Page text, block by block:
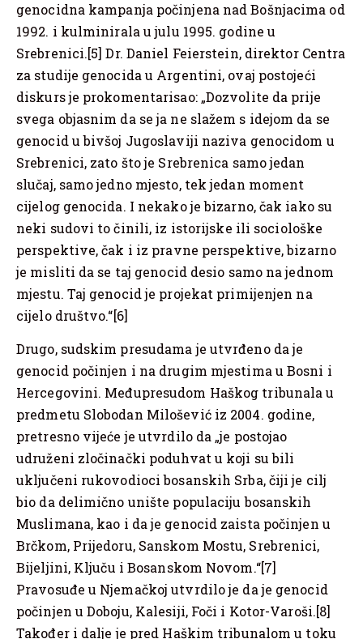
genocidna kampanja počinjena nad Bošnjacima od
1992. i kulminirala u julu 1995. godine u
Srebrenici.[5] Dr. Daniel Feierstein, direktor Centra
za studije genocida u Argentini, ovaj postojeći
diskurs je prokomentarisao: „Dozvolite da prije
svega objasnim da se ja ne slažem s idejom da se
genocid u bivšoj Jugoslaviji naziva genocidom u
Srebrenici, zato što je Srebrenica samo jedan
slučaj, samo jedno mjesto, tek jedan moment
cijelog genocida. I nekako je bizarno, čak iako su
neki sudovi to činili, iz istorijske ili sociološke
perspektive, čak i iz pravne perspektive, bizarno
je misliti da se taj genocid desio samo na jednom
mjestu. Taj genocid je projekat primijenjen na
cijelo društvo.“[6]
Drugo, sudskim presudama je utvrđeno da je
genocid počinjen i na drugim mjestima u Bosni i
Hercegovini. Međupresudom Haškog tribunala u
predmetu Slobodan Milošević iz 2004. godine,
pretresno vijeće je utvrdilo da „je postojao
udruženi zločinački poduhvat u koji su bili
uključeni rukovodioci bosanskih Srba, čiji je cilj
bio da delimično unište populaciju bosanskih
Muslimana, kao i da je genocid zaista počinjen u
Brčkom, Prijedoru, Sanskom Mostu, Srebrenici,
Bijeljini, Ključu i Bosanskom Novom.“[7]
Pravosuđe u Njemačkoj utvrdilo je da je genocid
počinjen u Doboju, Kalesiji, Foči i Kotor-Varoši.[8]
Također i dalje je pred Haškim tribunalom u toku